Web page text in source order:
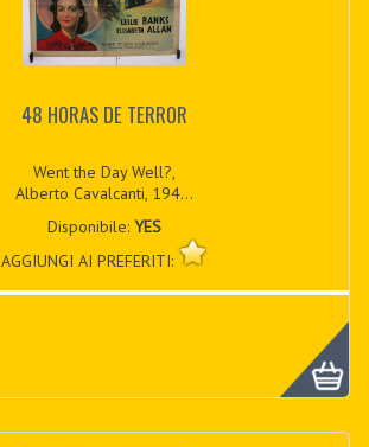
48 HORAS DE TERROR
Went the Day Well?,
Alberto Cavalcanti, 194...
Disponibile: YES
AGGIUNGI AI PREFERITI: